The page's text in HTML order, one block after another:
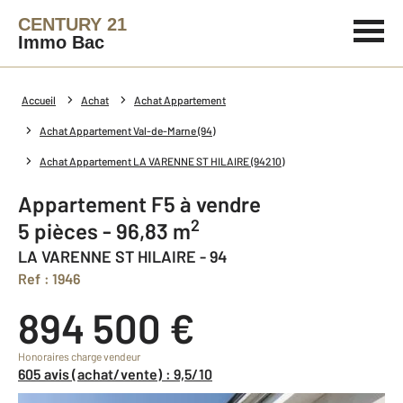
CENTURY 21
Immo Bac
Accueil Achat Achat Appartement
Achat Appartement Val-de-Marne (94)
Achat Appartement LA VARENNE ST HILAIRE (94210)
Appartement F5 à vendre
5 pièces - 96,83 m2
LA VARENNE ST HILAIRE - 94
Ref : 1946
894 500 €
Honoraires charge vendeur
605 avis (achat/vente) : 9,5/10